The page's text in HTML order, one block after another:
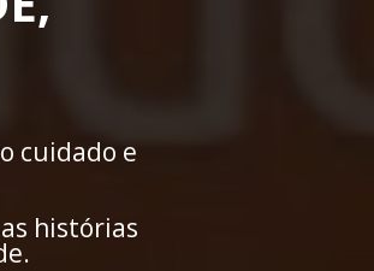
cuidado e
histórias